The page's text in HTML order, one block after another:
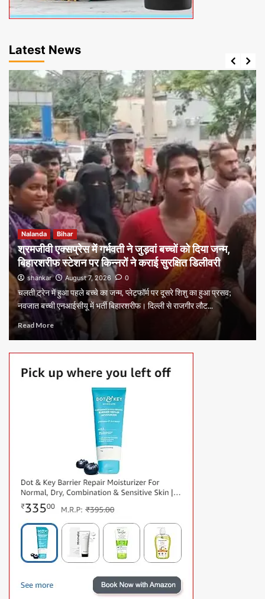
Latest News
Nalanda Bihar
श्रमजीवी एक्सप्रेस में गर्भवती ने जुड़वां बच्चों को दिया जन्म,
बिहारशरीफ स्टेशन पर किन्नरों ने कराई सुरक्षित डिलीवरी
shankar August 7, 2026 0
चलती ट्रेन में हुआ पहले बच्चे का जन्म, प्लेटफॉर्म पर दूसरे शिशु का हुआ प्रसव;
नवजात बच्ची एनआईसीयू में भर्ती बिहारशरीफ। दिल्ली से राजगीर लौट...
Read More